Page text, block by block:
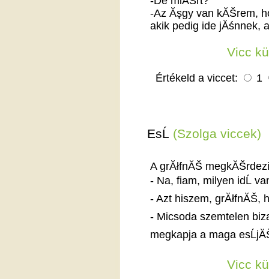
-Az Ăşgy van kĂŠrem,
akik pedig ide jĂśnnek,
Vicc
Értékeld a viccet: 1
EsĹ (Szolga viccek)
A grĂłfnĂŠ
- Na, fiam, milyen idĹ
- Azt hiszem, grĂłfnĂŠ,
- Micsoda szemtelen
megkapja a maga
Vicc